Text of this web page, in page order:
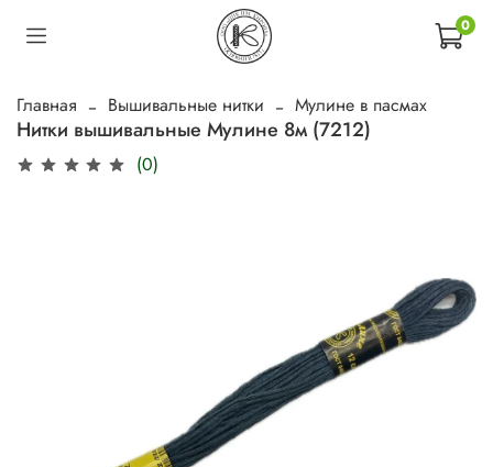
0
Главная Вышивальные нитки Мулине в пасмах
Нитки вышивальные Мулине 8м (7212)
(0)